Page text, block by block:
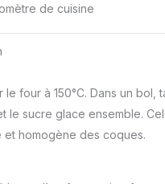
de cuisine
le four à 150°C. Dans un bol,
le sucre glace ensemble.
et homogène des coques.